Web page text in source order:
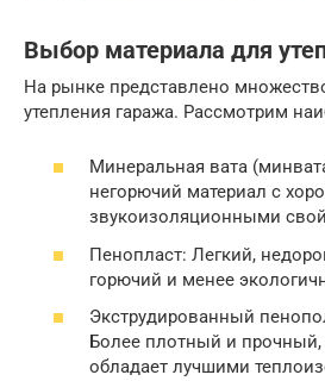
Выбор материала для
На рынке представлено
утепления гаража. Рассмотрим
Минеральная вата
негорючий материал с
звукоизоляционными
Пенопласт: Легкий,
горючий и менее
Экструдированный
Более плотный и прочный,
обладает лучшими